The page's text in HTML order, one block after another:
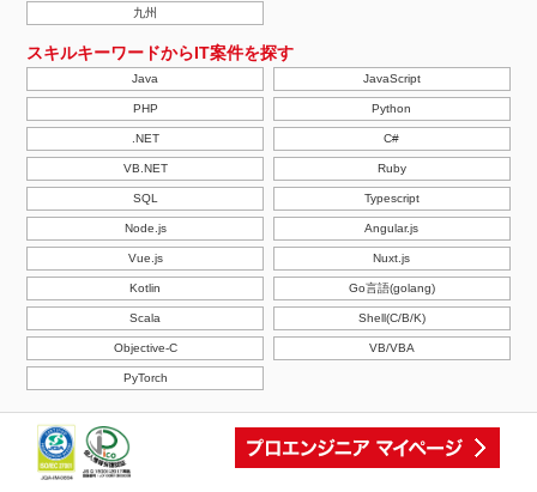
九州
スキルキーワードからIT案件を探す
Java JavaScript
PHP Python
.NET C#
VB.NET Ruby
SQL Typescript
Node.js Angular.js
Vue.js Nuxt.js
Kotlin Go言語(golang)
Scala Shell(C/B/K)
Objective-C VB/VBA
PyTorch